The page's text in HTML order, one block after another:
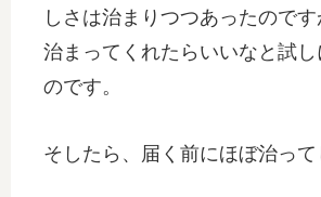
しさは治まりつつあったので
治まってくれたらいいなと試
のです。
そしたら、届く前にほぼ治っ